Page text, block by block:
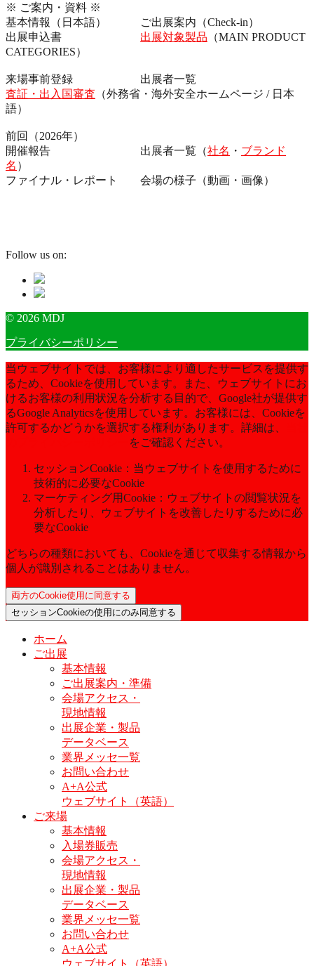
※ ご案内・資料 ※
基本情報（日本語） ご出展案内（Check-in）
出展申込書 出展対象製品 （MAIN PRODUCT
CATEGORIES）
来場事前登録 出展者一覧
査証・出入国審査 （外務省・海外安全ホームページ / 日本
語）
前回（2026年）
開催報告 出展者一覧（社名 ・ ブランド
名 ）
ファイナル・レポート 会場の様子（動画・画像）
Follow us on:
© 2026 MDJ
プライバシーポリシー
当ウェブサイトでは、お客様により適したサービスを提供す
るため、Cookieを使用しています。また、ウェブサイトにお
けるお客様の利用状況を分析する目的で、Google社が提供す
るGoogle Analyticsを使用しています。お客様には、Cookieを
許可するかどうかを選択する権利があります。詳細は、
をご確認ください。
セッションCookie：当ウェブサイトを使用するために
技術的に必要なCookie
マーケティング用Cookie：ウェブサイトの閲覧状況を
分析したり、ウェブサイトを改善したりするために必
要なCookie
どちらの種類においても、Cookieを通じて収集する情報から
個人が識別されることはありません。
両方のCookie使用に同意する
セッションCookieの使用にのみ同意する
ホーム
ご出展
基本情報
ご出展案内・準備
会場アクセス・
現地情報
出展企業・製品
データベース
業界メッセ一覧
お問い合わせ
A+A公式
ウェブサイト（英語）
ご来場
基本情報
入場券販売
会場アクセス・
現地情報
出展企業・製品
データベース
業界メッセ一覧
お問い合わせ
A+A公式